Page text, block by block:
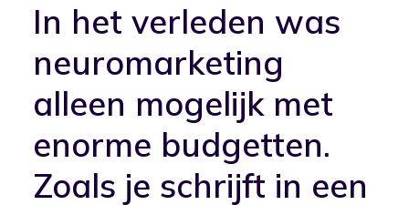
In het verleden was
neuromarketing
alleen mogelijk met
enorme budgetten.
Zoals je schrijft in een